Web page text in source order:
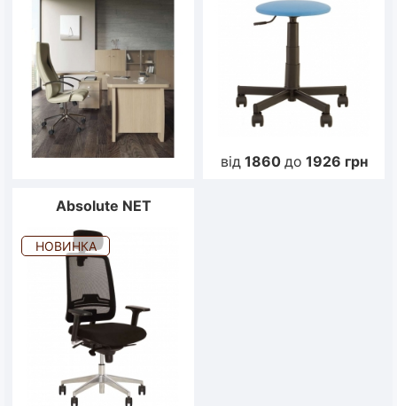
від 1860 до 1926 грн
Absolute NET
НОВИНКА